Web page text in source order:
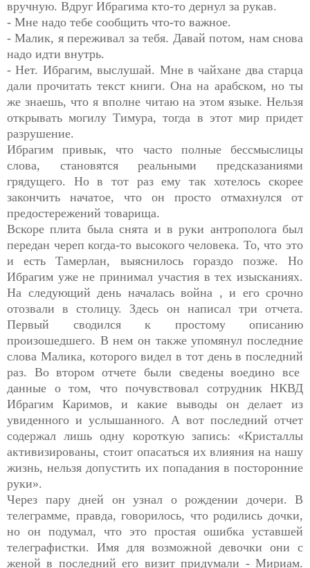
вручную. Вдруг Ибрагима кто-то дернул за рукав.
- Мне надо тебе сообщить что-то важное.
- Малик, я переживал за тебя. Давай потом, нам снова
надо идти внутрь.
- Нет. Ибрагим, выслушай. Мне в чайхане два старца
дали прочитать текст книги. Она на арабском, но ты
же знаешь, что я вполне читаю на этом языке. Нельзя
открывать могилу Тимура, тогда в этот мир придет
разрушение.
Ибрагим привык, что часто полные бессмыслицы
слова, становятся реальными предсказаниями
грядущего. Но в тот раз ему так хотелось скорее
закончить начатое, что он просто отмахнулся от
предостережений товарища.
Вскоре плита была снята и в руки антрополога был
передан череп когда-то высокого человека. То, что это
и есть Тамерлан, выяснилось гораздо позже. Но
Ибрагим уже не принимал участия в тех изысканиях.
На следующий день началась война , и его срочно
отозвали в столицу. Здесь он написал три отчета.
Первый сводился к простому описанию
произошедшего. В нем он также упомянул последние
слова Малика, которого видел в тот день в последний
раз. Во втором отчете были сведены воедино все
данные о том, что почувствовал сотрудник НКВД
Ибрагим Каримов, и какие выводы он делает из
увиденного и услышанного. А вот последний отчет
содержал лишь одну короткую запись: «Кристаллы
активизированы, стоит опасаться их влияния на нашу
жизнь, нельзя допустить их попадания в посторонние
руки».
Через пару дней он узнал о рождении дочери. В
телеграмме, правда, говорилось, что родились дочки,
но он подумал, что это простая ошибка уставшей
телеграфистки. Имя для возможной девочки они с
женой в последний его визит придумали - Мириам.